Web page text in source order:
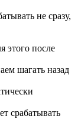
не сразу,
этого после
шагать назад
срабатывать